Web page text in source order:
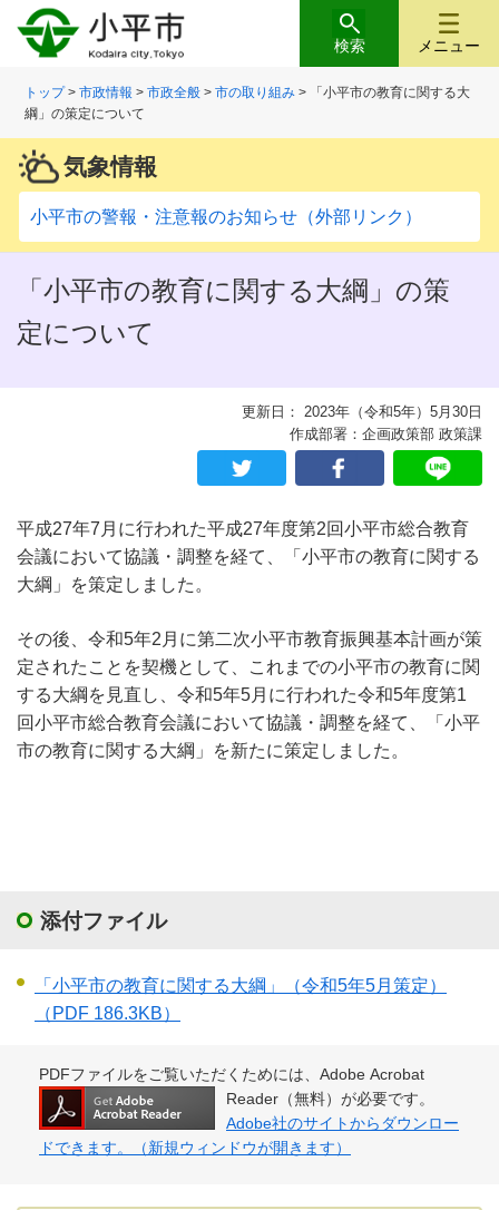
メニュー
検索
トップ>市政情報 >市政全般 >市の取り組み > 「小平市の教育に関する大
綱」の策定について
気象情報
小平市の警報・注意報のお知らせ（外部リンク）
「小平市の教育に関する大綱」の策
定について
更新日： 2023年（令和5年）5月30日
作成部署：企画政策部 政策課
平成27年7月に行われた平成27年度第2回小平市総合教育
会議において協議・調整を経て、「小平市の教育に関する
大綱」を策定しました。
その後、令和5年2月に第二次小平市教育振興基本計画が策
定されたことを契機として、これまでの小平市の教育に関
する大綱を見直し、令和5年5月に行われた令和5年度第1
回小平市総合教育会議において協議・調整を経て、「小平
市の教育に関する大綱」を新たに策定しました。
添付ファイル
「小平市の教育に関する大綱」（令和5年5月策定）
（PDF 186.3KB）
PDFファイルをご覧いただくためには、Adobe Acrobat
Reader（無料）が必要です。
Adobe社のサイトからダウンロー
ドできます。（新規ウィンドウが開きます）